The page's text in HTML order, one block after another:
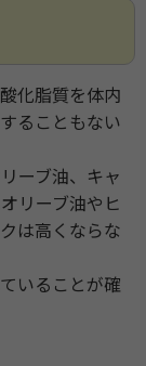
化脂質を体内
ることもない
ーブ油、キャ
リーブ油やヒ
は高くならな
いることが確